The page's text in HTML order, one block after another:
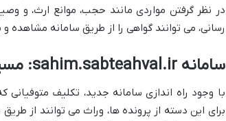
در نظر گرفتن مواردی مانند حجب، موانع ارث، و
رسانی، می توانند گواهی را از طریق سامانه مشاهده و
سامانه sahim.sabteahval.ir: مسیری برای پرونده های قدیمی
برای این دسته از پرونده ها، وراث می توانند از طریق